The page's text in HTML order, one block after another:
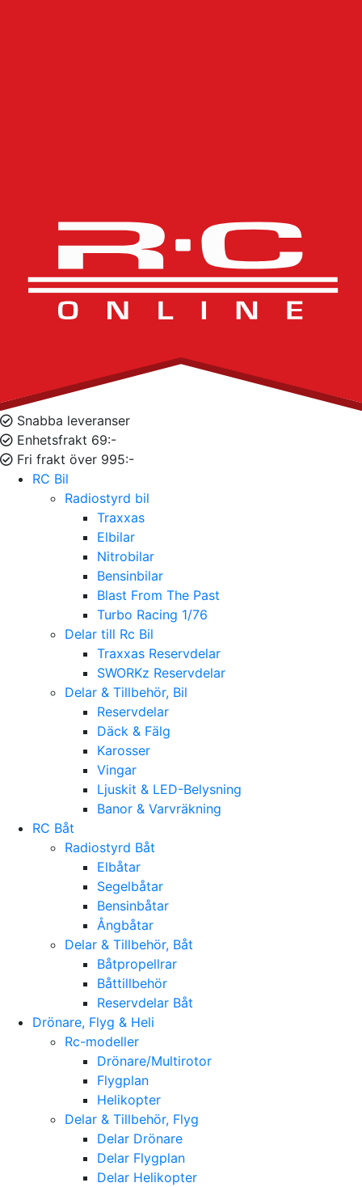
Snabba leveranser
Enhetsfrakt 69:-
Fri frakt över 995:-
RC Bil
Radiostyrd bil
Traxxas
Elbilar
Nitrobilar
Bensinbilar
Blast From The Past
Turbo Racing 1/76
Delar till Rc Bil
Traxxas Reservdelar
SWORKz Reservdelar
Delar & Tillbehör, Bil
Reservdelar
Däck & Fälg
Karosser
Vingar
Ljuskit & LED-Belysning
Banor & Varvräkning
RC Båt
Radiostyrd Båt
Elbåtar
Segelbåtar
Bensinbåtar
Ångbåtar
Delar & Tillbehör, Båt
Båtpropellrar
Båttillbehör
Reservdelar Båt
Drönare, Flyg & Heli
Rc-modeller
Drönare/Multirotor
Flygplan
Helikopter
Delar & Tillbehör, Flyg
Delar Drönare
Delar Flygplan
Delar Helikopter